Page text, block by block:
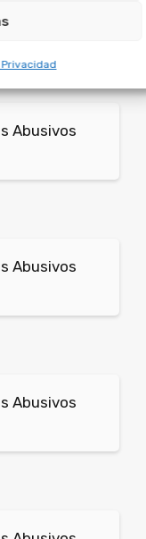
Abusivos
Abusivos
Abusivos